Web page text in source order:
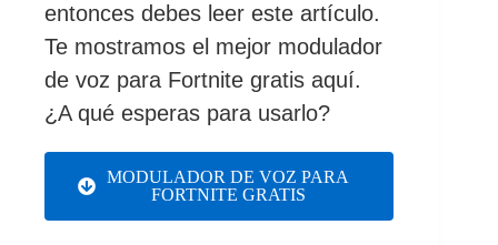
entonces debes leer este artículo.
Te mostramos el mejor modulador
de voz para Fortnite gratis aquí.
¿A qué esperas para usarlo?
MODULADOR DE VOZ PARA
FORTNITE GRATIS